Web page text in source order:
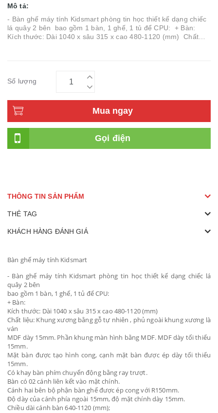
Mô tả:
- Bàn ghế máy tính Kidsmart phòng tin học thiết kế dạng chiếc
lá quây 2 bên bao gồm 1 bàn, 1 ghế, 1 tủ để CPU: + Bàn:
Kích thước: Dài 1040 x sâu 315 x cao 480-1120 (mm) Chất
Số lượng
Mua ngay
Gọi điện
THÔNG TIN SẢN PHẨM
THẺ TAG
KHÁCH HÀNG ĐÁNH GIÁ
Bàn ghế máy tính Kidsmart
- Bàn ghế máy tính Kidsmart phòng tin học thiết kế dạng chiếc lá
quây 2 bên
bao gồm 1 bàn, 1 ghế, 1 tủ để CPU:
+ Bàn:
Kích thước: Dài 1040 x sâu 315 x cao 480-1120 (mm)
Chất liệu: Khung xương bằng gỗ tự nhiên , phủ ngoài khung xương là
ván
MDF dày 15mm. Phần khung màn hình bằng MDF. MDF dày tối thiểu
15mm.
Mặt bàn được tạo hình cong, cạnh mặt bàn được ép dày tối thiểu
15mm.
Có khay bàn phím chuyển động bằng ray trượt.
Bàn có 02 cánh liên kết vào mặt chính.
Cánh hai bên bộ phận bàn ghế được ép cong với R150mm.
Độ dày của cánh phía ngoài 15mm, độ mặt chính dày 15mm.
Chiều dài cánh bàn 640-1120 (mm);